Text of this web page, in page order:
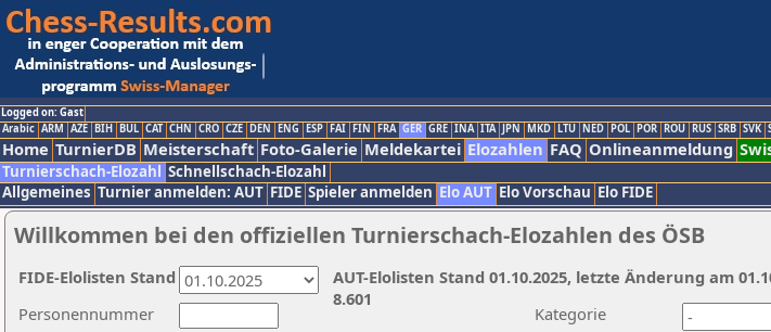
Logged on: Gast
Arabic ARM AZE BIH BUL CAT CHN CRO CZE DEN ENG ESP FAI FIN FRA GER GRE INA ITA JPN MKD LTU NED POL POR ROU RUS SRB SVK
Home TurnierDB Meisterschaft Foto-Galerie Meldekartei Elozahlen FAQ Onlineanmeldung
Turnierschach-Elozahl Schnellschach-Elozahl
Allgemeines Turnier anmelden: AUT FIDE Spieler anmelden Elo AUT Elo Vorschau Elo FIDE
Willkommen bei den offiziellen Turnierschach-Elozahlen des ÖSB
Kategorie
Personennummer
AUT-Elolisten Stand 01.10.2025, letzte Änderung am
8.601
FIDE-Elolisten Stand